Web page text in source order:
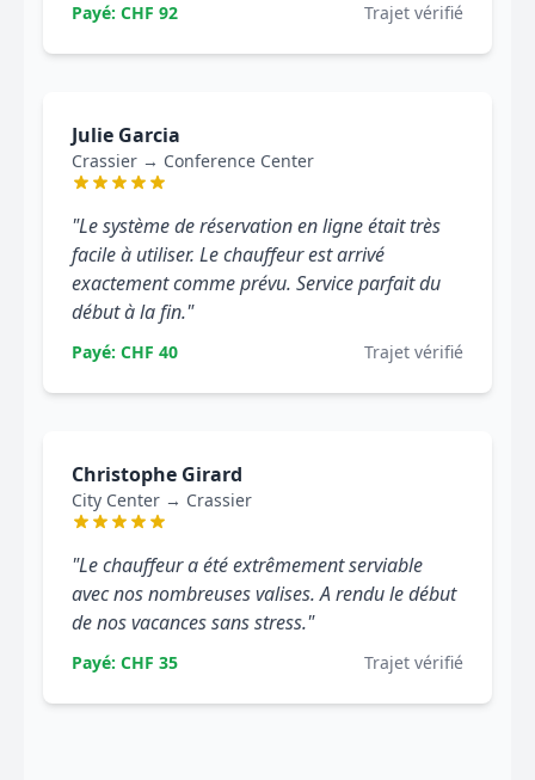
Payé: CHF 92 Trajet vérifié
Julie Garcia
Crassier → Conference Center
"Le système de réservation en ligne était très
facile à utiliser. Le chauffeur est arrivé
exactement comme prévu. Service parfait du
début à la fin."
Payé: CHF 40 Trajet vérifié
Christophe Girard
City Center → Crassier
"Le chauffeur a été extrêmement serviable
avec nos nombreuses valises. A rendu le début
de nos vacances sans stress."
Payé: CHF 35 Trajet vérifié